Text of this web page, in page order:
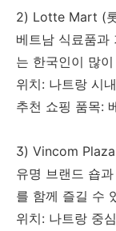
2) Lotte Mart (
베트남 식료품과
는 한국인이 많
위치: 나트랑 시내
추천 쇼핑 품목:
3) Vincom
유명 브랜드 숍
를 함께 즐길 수
위치: 나트랑 중